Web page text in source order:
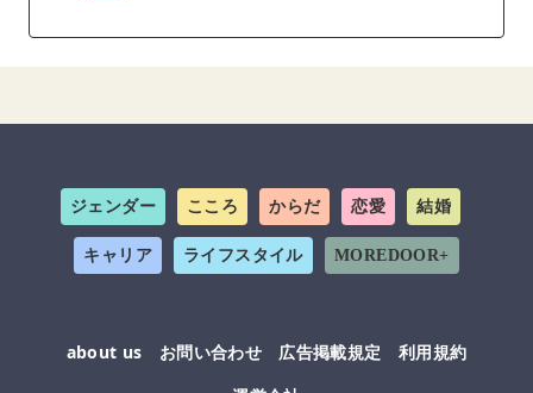
ジェンダー こころ からだ 恋愛 結婚
キャリア ライフスタイル MOREDOOR+
about us お問い合わせ 広告掲載規定
利用規約